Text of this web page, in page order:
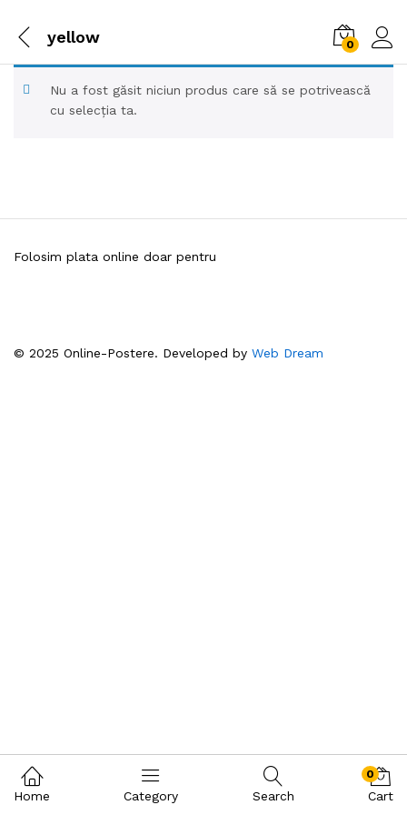
yellow 0
Nu a fost găsit niciun produs care să se potrivească
cu selecția ta.
© 2025 Online-Postere. Developed by Web Dream
Folosim plata online doar pentru
Home Category Search
0
Cart